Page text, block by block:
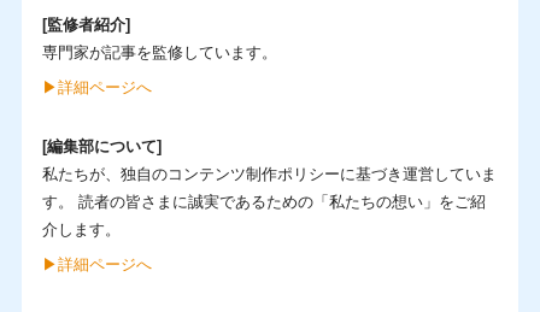
[監修者紹介]
専門家が記事を監修しています。
▶︎詳細ページへ
[編集部について]
私たちが、独自のコンテンツ制作ポリシーに基づき運営していま
す。 読者の皆さまに誠実であるための「私たちの想い」をご紹
介します。
▶︎詳細ページへ